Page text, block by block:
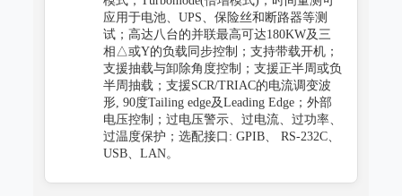
应用于电池、UPS、保险丝和断路器等测
试；高达八台的并联最高可达180KW及三
相△或Y的负载同步控制；支持带载开机；
支援抽载与卸除角度控制；支援正半周或负
半周抽载；支援SCR/TRIAC的电流调变波
形, 90度Tailing edge及Leading Edge；外部
电压控制；过电压警示、过电流、过功率、
过温度保护；选配接口: GPIB、 RS-232C、
USB、LAN。